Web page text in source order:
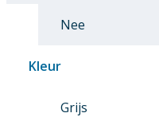
Nee
Kleur
Grijs